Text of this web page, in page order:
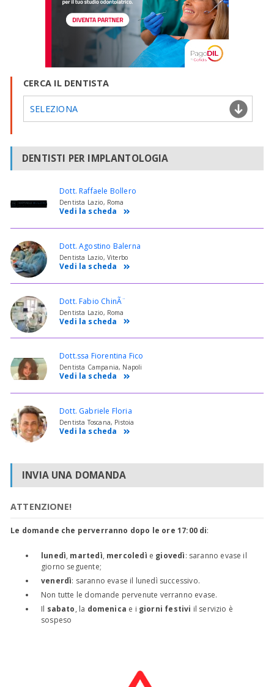
CERCA IL DENTISTA
SELEZIONA
DENTISTI PER IMPLANTOLOGIA
Dott. Raffaele Bollero
Dentista Lazio, Roma
Vedi la scheda
Dott. Agostino Balerna
Dentista Lazio, Viterbo
Vedi la scheda
Dott. Fabio ChinÃ¨
Dentista Lazio, Roma
Vedi la scheda
Dott.ssa Fiorentina Fico
Dentista Campania, Napoli
Vedi la scheda
Dott. Gabriele Floria
Dentista Toscana, Pistoia
Vedi la scheda
INVIA UNA DOMANDA
ATTENZIONE!
Le domande che perverranno dopo le ore 17:00 di:
lunedì, martedì, mercoledì e giovedì: saranno evase il
giorno seguente;
venerdì: saranno evase il lunedì successivo.
Non tutte le domande pervenute verranno evase.
Il sabato, la domenica e i giorni festivi il servizio è
sospeso